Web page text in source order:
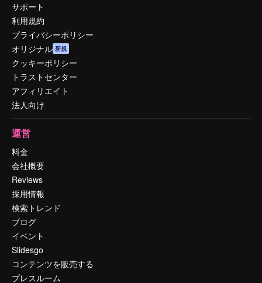
サポート
利用規約
プライバシーポリシー
オリジナル 新規
クッキーポリシー
トラストセンター
アフィリエイト
法人向け
運営
料金
会社概要
Reviews
採用情報
検索トレンド
ブログ
イベント
Slidesgo
コンテンツを販売する
プレスルーム